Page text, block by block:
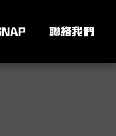
聯絡我們